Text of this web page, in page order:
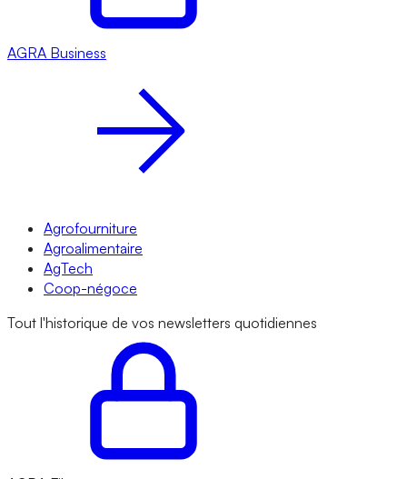
AGRA Business
Agrofourniture
Agroalimentaire
AgTech
Coop-négoce
Tout l'historique de vos newsletters quotidiennes